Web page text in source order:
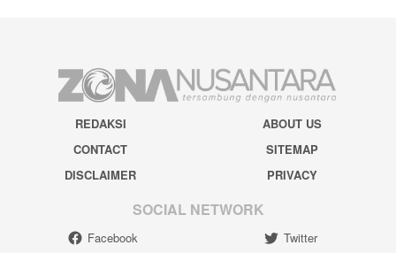
REDAKSI
ABOUT US
CONTACT
SITEMAP
DISCLAIMER
PRIVACY
SOCIAL NETWORK
Facebook Twitter